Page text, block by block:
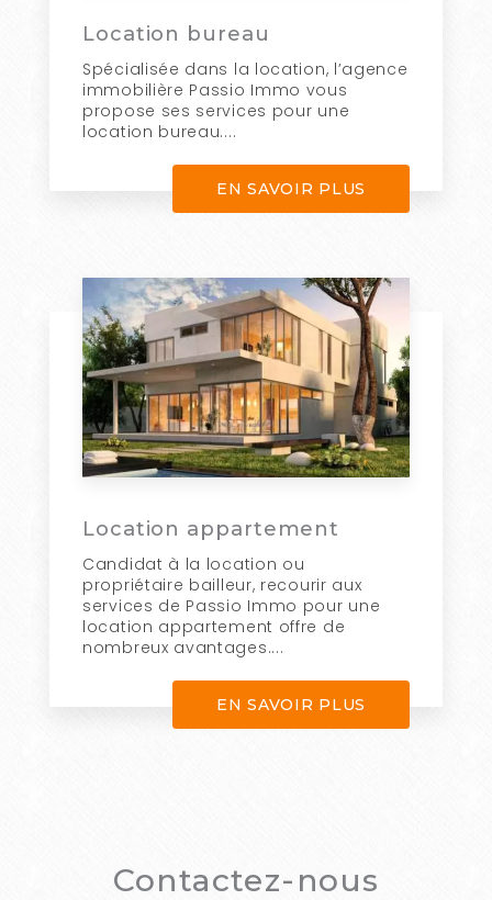
Location bureau
Spécialisée dans la location, l’agence
immobilière Passio Immo vous
propose ses services pour une
location bureau....
EN SAVOIR PLUS
Location appartement
Candidat à la location ou
propriétaire bailleur, recourir aux
services de Passio Immo pour une
location appartement offre de
nombreux avantages....
EN SAVOIR PLUS
Contactez-nous